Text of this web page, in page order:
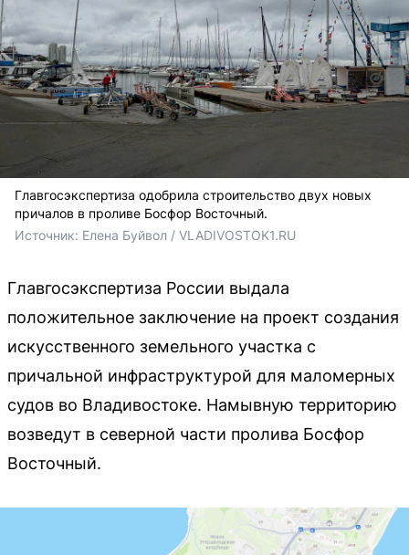
Главгосэкспертиза одобрила строительство двух новых
причалов в проливе Босфор Восточный.
Источник: Елена Буйвол / VLADIVOSTOK1.RU
Главгосэкспертиза России выдала
положительное заключение на проект создания
искусственного земельного участка с
причальной инфраструктурой для маломерных
судов во Владивостоке. Намывную территорию
возведут в северной части пролива Босфор
Восточный.